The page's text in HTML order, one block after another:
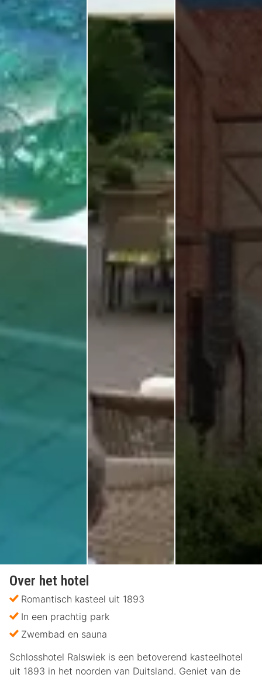
Over het hotel
Romantisch kasteel uit 1893
In een prachtig park
Zwembad en sauna
Schlosshotel Ralswiek is een betoverend kasteelhotel
uit 1893 in het noorden van Duitsland. Geniet van de